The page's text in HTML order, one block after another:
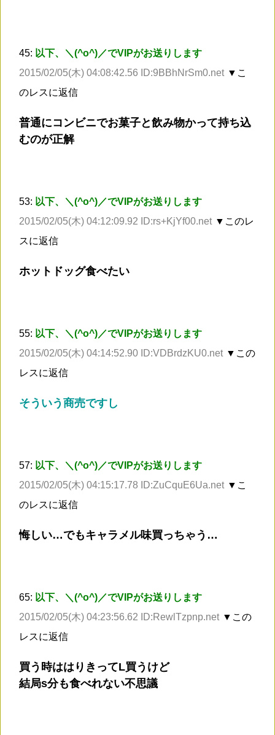
45: 以下、＼(^o^)／でVIPがお送りします
2015/02/05(木) 04:08:42.56 ID:9BBhNrSm0.net ▼こ
のレスに返信
普通にコンビニでお菓子と飲み物かって持ち込
むのが正解
53: 以下、＼(^o^)／でVIPがお送りします
2015/02/05(木) 04:12:09.92 ID:rs+KjYf00.net ▼このレ
スに返信
ホットドッグ食べたい
55: 以下、＼(^o^)／でVIPがお送りします
2015/02/05(木) 04:14:52.90 ID:VDBrdzKU0.net ▼この
レスに返信
そういう商売ですし
57: 以下、＼(^o^)／でVIPがお送りします
2015/02/05(木) 04:15:17.78 ID:ZuCquE6Ua.net ▼こ
のレスに返信
悔しい…でもキャラメル味買っちゃう…
65: 以下、＼(^o^)／でVIPがお送りします
2015/02/05(木) 04:23:56.62 ID:RewlTzpnp.net ▼この
レスに返信
買う時ははりきってL買うけど
結局s分も食べれない不思議